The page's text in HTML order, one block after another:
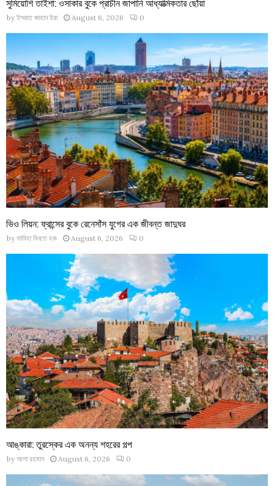
সুমিয়োশি তাইশা: ওসাকার বুকে প্রাচীন জাপানি আধ্যাত্মিকতার ছোঁয়া
by ইসরাত জাহান ইরা August 6, 2026 0
ভিও লিয়ন: ফ্রান্সের বুকে রেনেসাঁস যুগের এক জীবন্ত জাদুঘর
by ফাবিহা বিনতে হক August 6, 2026 0
আঙ্কারা: তুরস্কের এক অনন্য শহরের গল্প
by আশা রহমান August 6, 2026 0